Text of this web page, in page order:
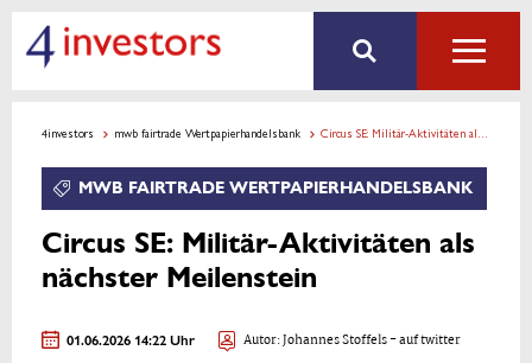
4investors mwb fairtrade Wertpapierhandelsbank Circus SE: Militär-Aktivitäten als nächster Meilenstein
MWB FAIRTRADE WERTPAPIERHANDELSBANK
Circus SE: Militär-Aktivitäten als
nächster Meilenstein
01.06.2026 14:22 Uhr Autor:Johannes Stoffels- auf twitter